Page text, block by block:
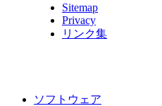
Sitemap
Privacy
リンク集
ソフトウェア